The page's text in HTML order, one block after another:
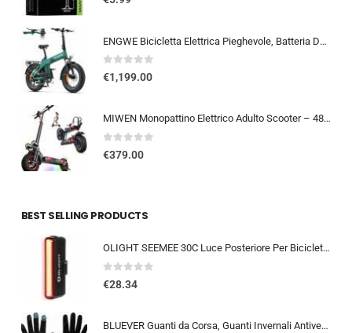
ENGWE Bicicletta Elettrica Pieghevole, Batteria Da 48 V 13,5Ah Con Autonomia Fino A 120km, Sensore Di Coppia Con Freni Idraul
0out of 5
€1,199.00
MIWEN Monopattino Elettrico Adulto Scooter – 48V 18Ah 45-55KM di Autonomia monopattino elettrico adulti 11/10.5 Pollici mo…
0out of 5
€379.00
BEST SELLING PRODUCTS
OLIGHT SEEMEE 30C Luce Posteriore Per Bicicletta LED 30 LUMEN Torcia Bici Rossa 5 Modalità Impermeabile IPX6 TYPE-C Fanale Po
0out of 5
€28.34
BLUEVER Guanti da Corsa, Guanti Invernali Antivento Touchscreen Guanti Sportivi Caldi Antiscivolo Idrorepellenti per Uomo Don